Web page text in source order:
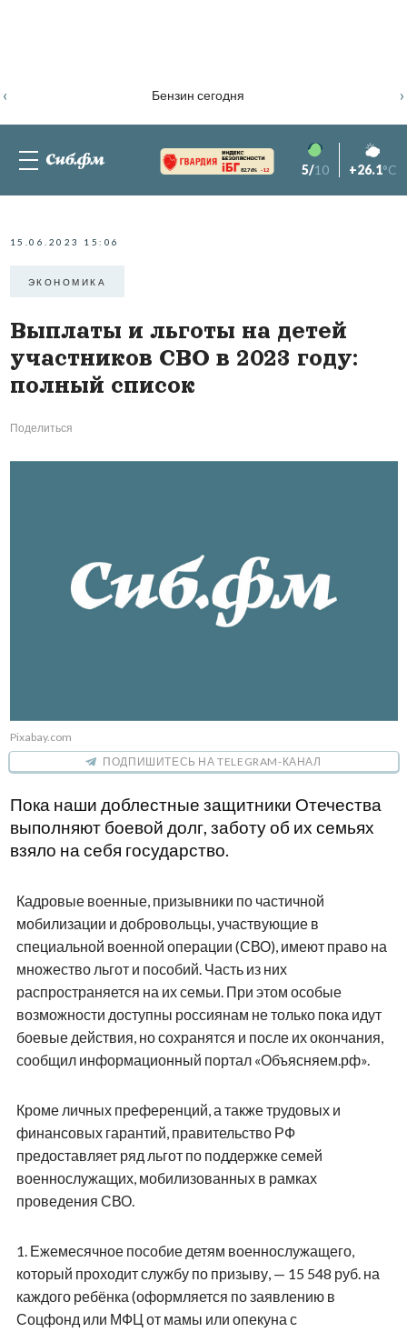
Бензин сегодня
‹ ›
82.76% -1.2 5/10 +26.1°C
15.06.2023 15:06
ЭКОНОМИКА
Выплаты и льготы на детей
участников СВО в 2023 году:
полный список
Поделиться
Pixabay.com
ПОДПИШИТЕСЬ НА TELEGRAM-КАНАЛ
Пока наши доблестные защитники Отечества
выполняют боевой долг, заботу об их семьях
взяло на себя государство.
Кадровые военные, призывники по частичной
мобилизации и добровольцы, участвующие в
специальной военной операции (СВО), имеют право на
множество льгот и пособий. Часть из них
распространяется на их семьи. При этом особые
возможности доступны россиянам не только пока идут
боевые действия, но сохранятся и после их окончания,
сообщил информационный портал «Объясняем.рф».
Кроме личных преференций, а также трудовых и
финансовых гарантий, правительство РФ
предоставляет ряд льгот по поддержке семей
военнослужащих, мобилизованных в рамках
проведения СВО.
1. Ежемесячное пособие детям военнослужащего,
который проходит службу по призыву, — 15 548 руб. на
каждого ребёнка (оформляется по заявлению в
Соцфонд или МФЦ от мамы или опекуна с